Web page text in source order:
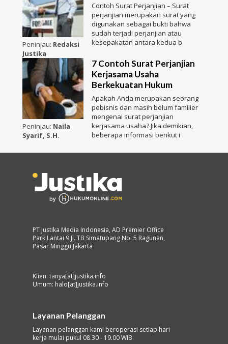
Peninjau: Redaksi
Justika
Contoh Surat Perjanjian – Surat
perjanjian merupakan surat yang
digunakan sebagai bukti bahwa
sudah terjadi perjanjian atau
kesepakatan antara kedua b
Peninjau: Naila
Syarif, S.H.
7 Contoh Surat Perjanjian
Kerjasama Usaha
Berkekuatan Hukum
Apakah Anda merupakan seorang
pebisnis dan masih belum familier
mengenai surat perjanjian
kerjasama usaha? Jika demikian,
beberapa informasi berikut i
PT Justika Media Indonesia, AD Premier Office
Park Lantai 9 Jl. TB Simatupang No. 5 Ragunan,
Pasar Minggu Jakarta
Klien: tanya[at]justika.info
Umum: halo[at]justika.info
Layanan Pelanggan
Layanan pelanggan kami beroperasi setiap hari
kerja mulai pukul 08.30 - 19.00 WIB.